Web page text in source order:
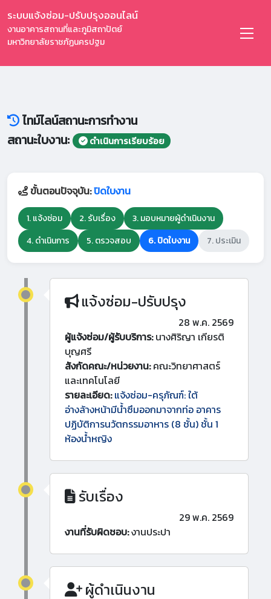
ระบบแจ้งซ่อม-ปรับปรุงออนไลน์
งานอาคารสถานที่และภูมิสถาปัตย์
มหาวิทยาลัยราชภัฏนครปฐม
ไทม์ไลน์สถานะการทำงาน
สถานะใบงาน:
ดำเนินการเรียบร้อย
ขั้นตอนปัจจุบัน:ปิดใบงาน
1. แจ้งซ่อม 2. รับเรื่อง
3. มอบหมายผู้ดำเนินงาน
4. ดำเนินการ
5. ตรวจสอบ 6. ปิดใบงาน 7. ประเมิน
แจ้งซ่อม-ปรับปรุง
28 พ.ค. 2569
ผู้แจ้งซ่อม/ผู้รับบริการ:นางศิริญา เกียรติ
บุญศรี
สังกัดคณะ/หน่วยงาน:คณะวิทยาศาสตร์
และเทคโนโลยี
รายละเอียด: แจ้งซ่อม-ครุภัณฑ์: ใต้
อ่างล้างหน้ามีน้ำซึมออกมาจากท่อ อาคาร
ปฏิบัติการนวัตกรรมอาหาร (8 ชั้น) ชั้น 1
ห้องน้ำหญิง
รับเรื่อง
29 พ.ค. 2569
งานที่รับผิดชอบ:งานประปา
ผู้ดำเนินงาน